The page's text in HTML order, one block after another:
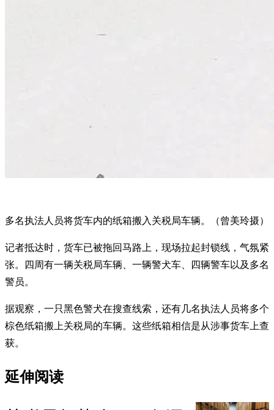
多名执法人员将货车内的纸箱搬入关税局车辆。（曾美玲摄）
记者抵达时，货车已被拖回马路上，现场拉起封锁线，气氛紧
张。四周有一辆关税局车辆、一辆警犬车、四辆警车以及多名
警员。
据观察，一只黑色警犬在搜查线索，还有几名执法人员将多个
棕色纸箱搬上关税局的车辆。这些纸箱相信是从涉事货车上查
获。
延伸阅读